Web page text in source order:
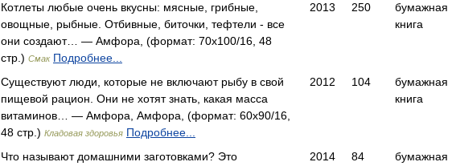
Котлеты любые очень вкусны: мясные, грибные,
овощные, рыбные. Отбивные, биточки, тефтели - все
они создают… — Амфора, (формат: 70x100/16, 48
стр.) Смак Подробнее...
2013 250
бумажная
книга
Существуют люди, которые не включают рыбу в свой
пищевой рацион. Они не хотят знать, какая масса
витаминов… — Амфора, Амфора, (формат: 60x90/16,
48 стр.) Кладовая здоровья Подробнее...
2012 104
бумажная
книга
Что называют домашними заготовками? Это
2014 84
бумажная